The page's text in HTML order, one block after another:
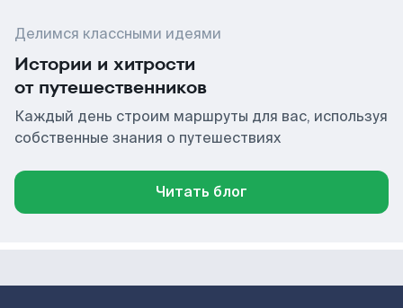
Делимся классными идеями
Истории и хитрости
от путешественников
Каждый день строим маршруты для вас, используя
собственные знания о путешествиях
Читать блог